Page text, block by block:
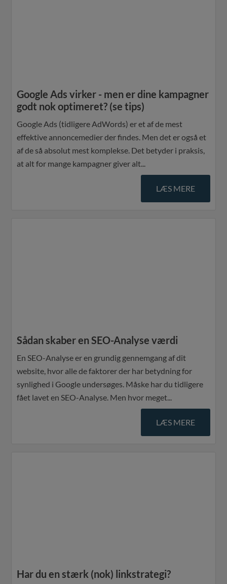
Google Ads virker - men er dine kampagner
godt nok optimeret? (se tips)
Google Ads (tidligere AdWords) er et af de mest
effektive annoncemedier der findes. Men det er også et
af de så absolut mest komplekse. Det betyder i praksis,
at alt for mange kampagner giver alt...
LÆS MERE
Sådan skaber en SEO-Analyse værdi
En SEO-Analyse er en grundig gennemgang af dit
website, hvor alle de faktorer der har betydning for
synlighed i Google undersøges. Måske har du tidligere
fået lavet en SEO-Analyse. Men hvor meget...
LÆS MERE
Har du en stærk (nok) linkstrategi?